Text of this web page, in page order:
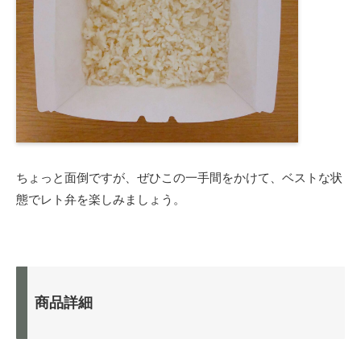
ちょっと面倒ですが、ぜひこの一手間をかけて、ベストな状
態でレト弁を楽しみましょう。
商品詳細